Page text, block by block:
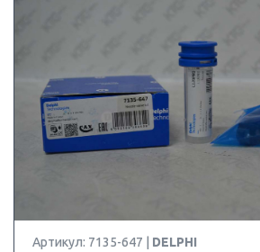
Артикул: 7135-647 | DELPHI